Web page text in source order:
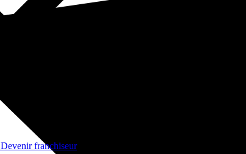
Devenir franchiseur